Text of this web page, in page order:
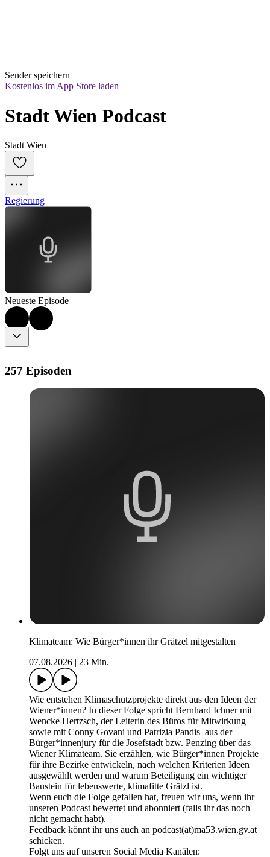
Sender speichern
Kostenlos im App Store laden
Stadt Wien Podcast
Stadt Wien
Regierung
Neueste Episode
257 Episoden
Klimateam: Wie Bürger*innen ihr Grätzel mitgestalten
07.08.2026 | 23 Min.
Wie entstehen Klimaschutzprojekte direkt aus den Ideen der
Wiener*innen? In dieser Folge spricht Bernhard Ichner mit
Wencke Hertzsch, der Leiterin des Büros für Mitwirkung
sowie mit Conny Govani und Patrizia Pandis aus der
Bürger*innenjury für die Josefstadt bzw. Penzing über das
Wiener Klimateam. Sie erzählen, wie Bürger*innen Projekte
für ihre Bezirke entwickeln, nach welchen Kriterien Ideen
ausgewählt werden und warum Beteiligung ein wichtiger
Baustein für lebenswerte, klimafitte Grätzl ist.
Wenn euch die Folge gefallen hat, freuen wir uns, wenn ihr
unseren Podcast bewertet und abonniert (falls ihr das noch
nicht gemacht habt).
Feedback könnt ihr uns auch an podcast(at)ma53.wien.gv.at
schicken.
Folgt uns auf unseren Social Media Kanälen: